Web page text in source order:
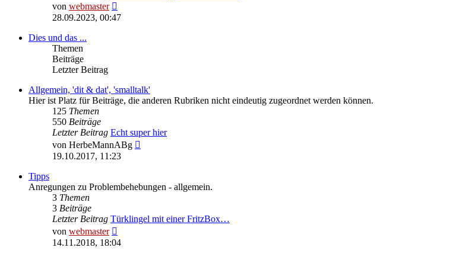
von webmaster
Beitrag
28.09.2023, 00:47
Dies und das ...
Themen
Beiträge
Letzter Beitrag
Allgemein, 'dit & dat', 'smalltalk'
Hier ist Platz für Beiträge, die anderen Rubriken nicht eindeutig zugeordnet werden können.
125 Themen
550 Beiträge
Letzter Beitrag Echt super hier
von HerbeMannABg
19.10.2017, 11:23
Tipps
Anregungen zu Problembehebungen - allgemein.
3 Themen
3 Beiträge
Letzter Beitrag Türklingel mit einer FritzBox…
von webmaster
Beitrag
14.11.2018, 18:04